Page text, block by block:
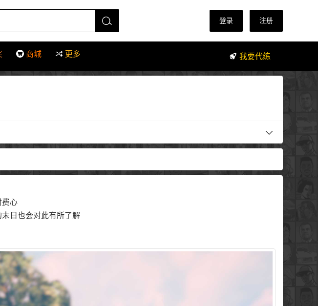
登录 注册
商城 更多 我要代练
费心
日也会对此有所了解